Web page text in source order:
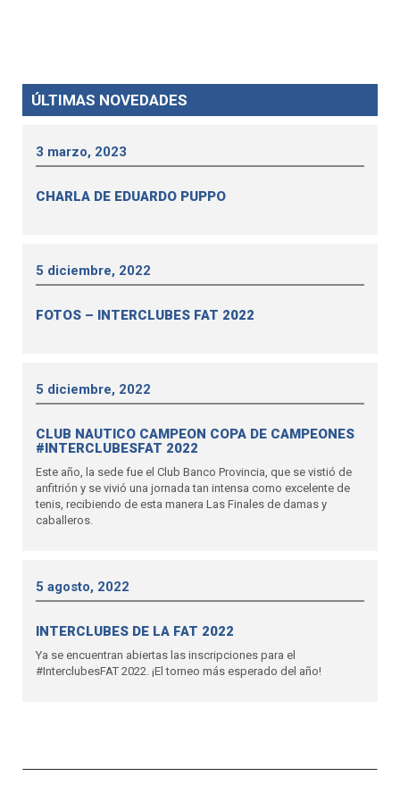
ÚLTIMAS NOVEDADES
3 marzo, 2023
CHARLA DE EDUARDO PUPPO
5 diciembre, 2022
FOTOS – INTERCLUBES FAT 2022
5 diciembre, 2022
CLUB NAUTICO CAMPEON COPA DE CAMPEONES
#INTERCLUBESFAT 2022
Este año, la sede fue el Club Banco Provincia, que se vistió de
anfitrión y se vivió una jornada tan intensa como excelente de
tenis, recibiendo de esta manera Las Finales de damas y
caballeros.
5 agosto, 2022
INTERCLUBES DE LA FAT 2022
Ya se encuentran abiertas las inscripciones para el
#InterclubesFAT 2022. ¡El torneo más esperado del año!